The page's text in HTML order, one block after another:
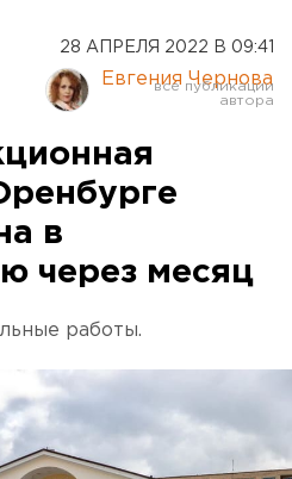
28 АПРЕЛЯ 2022 В 09:41
Евгения Чернова
в
через месяц
работы.